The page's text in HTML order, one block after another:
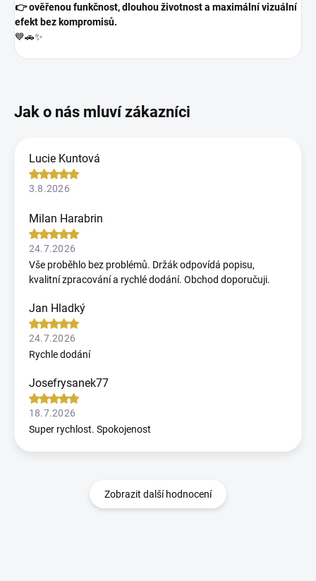
👉 ověřenou funkčnost, dlouhou životnost a maximální vizuální
efekt bez kompromisů.
💙🚗✨
Lucie Kuntová
3.8.2026
Milan Harabrin
24.7.2026
Vše proběhlo bez problémů. Držák odpovídá popisu,
kvalitní zpracování a rychlé dodání. Obchod doporučuji.
Jan Hladký
24.7.2026
Rychle dodání
Josefrysanek77
18.7.2026
Super rychlost. Spokojenost
Zobrazit další hodnocení